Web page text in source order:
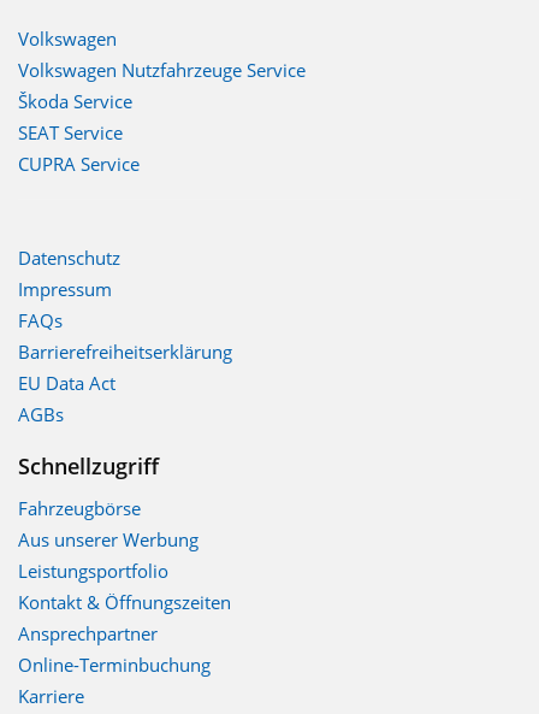
Volkswagen
Volkswagen Nutzfahrzeuge Service
Škoda Service
SEAT Service
CUPRA Service
Datenschutz
Impressum
FAQs
Barrierefreiheitserklärung
EU Data Act
AGBs
Schnellzugriff
Fahrzeugbörse
Aus unserer Werbung
Leistungsportfolio
Kontakt & Öffnungszeiten
Ansprechpartner
Online-Terminbuchung
Karriere